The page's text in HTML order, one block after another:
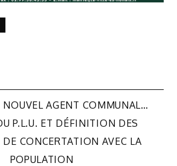
NOUVEL AGENT COMMUNAL…
P.L.U. ET DÉFINITION DES
CONCERTATION AVEC LA
POPULATION